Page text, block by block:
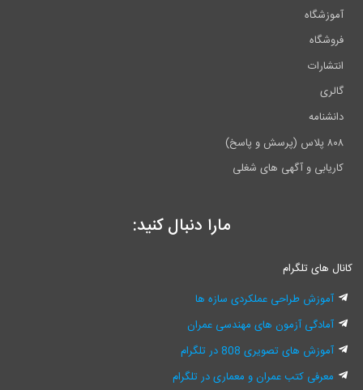
و آگهی های شغلی
مارا دنبال کنید:
های تلگرام
آموزش طراحی عملکردی سازه ها
آمادگی آزمون های مهندسی عمران
آموزش های تصویری 808 در تلگرام
معرفی کتب عمران و معماری در تلگرام